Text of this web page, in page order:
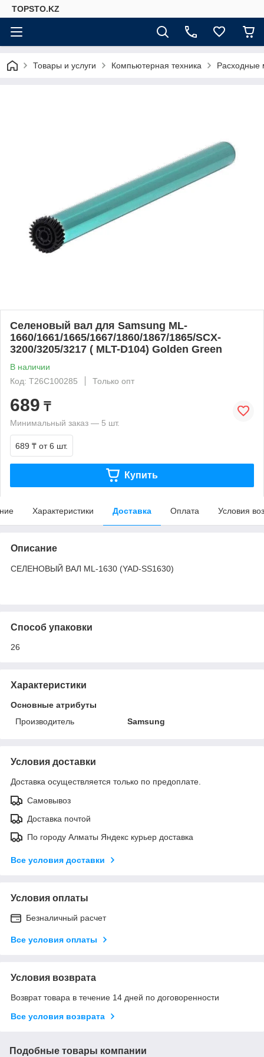
TOPSTO.KZ
Товары и услуги Компьютерная техника Расходные
Селеновый вал для Samsung ML-
1660/1661/1665/1667/1860/1867/1865/SCX-
3200/3205/3217 ( MLT-D104) Golden Green
В наличии
Код: T26C100285
Только опт
689 ₸
Минимальный заказ — 5 шт.
689 ₸ от 6 шт.
Купить
Характеристики Доставка Оплата Условия
Описание
СЕЛЕНОВЫЙ ВАЛ ML-1630 (YAD-SS1630)
Способ упаковки
26
Характеристики
Основные атрибуты
Производитель
Samsung
Условия доставки
Доставка осуществляется только по предоплате.
Самовывоз
Доставка почтой
По городу Алматы Яндекс курьер доставка
Все условия доставки
Условия оплаты
Безналичный расчет
Все условия оплаты
Условия возврата
Возврат товара в течение 14 дней по договоренности
Все условия возврата
Подобные товары компании